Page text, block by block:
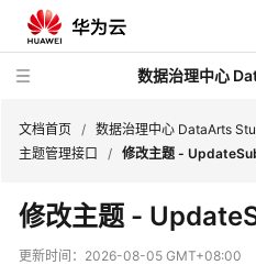
数据治理中心
新
动
文档首页 / 数据治理中心 DataArts
主题管理接口
/ 修改主题 -
修改主题 -
更新时间： 2026-08-05 GMT+08:00